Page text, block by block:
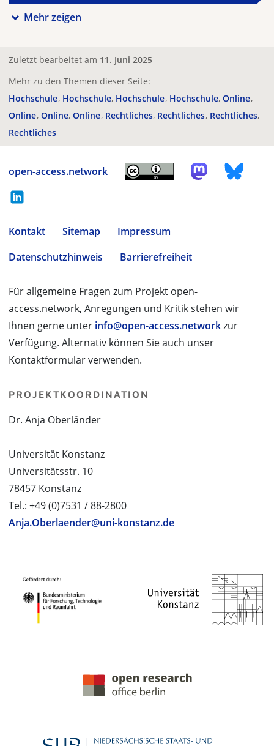
Mehr zeigen
Zuletzt bearbeitet am 11. Juni 2025
Mehr zu den Themen dieser Seite:
Hochschule Hochschule Hochschule Hochschule Online
Online Online Online Rechtliches Rechtliches Rechtliches
Rechtliches
open-access.network
Kontakt Sitemap
Impressum
Datenschutzhinweis
Barrierefreiheit
Für allgemeine Fragen zum Projekt open-
access.network, Anregungen und Kritik stehen wir
Ihnen gerne unter info@open-access.networkzur
Verfügung. Alternativ können Sie auch unser
Kontaktformular verwenden.
PROJEKTKOORDINATION
Dr. Anja Oberländer
Universität Konstanz
Universitätsstr. 10
78457 Konstanz
Tel.: +49 (0)7531 / 88-2800
Anja.Oberlaender@uni-konstanz.de